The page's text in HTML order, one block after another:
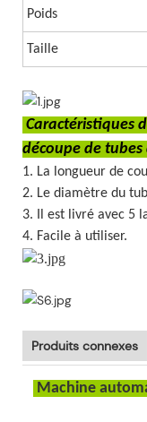
Poids
Taille
Caractéristiques
découpe de
1. La longueur de
2. Le diamètre du
3. Il est livré avec 5
4. Facile à utiliser.
Produits connexes
Machine